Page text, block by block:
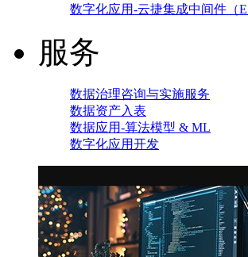
数字化应用-云捷集成中间件（
服务
数据治理咨询与实施服务
数据资产入表
数据应用-算法模型 & ML
数字化应用开发